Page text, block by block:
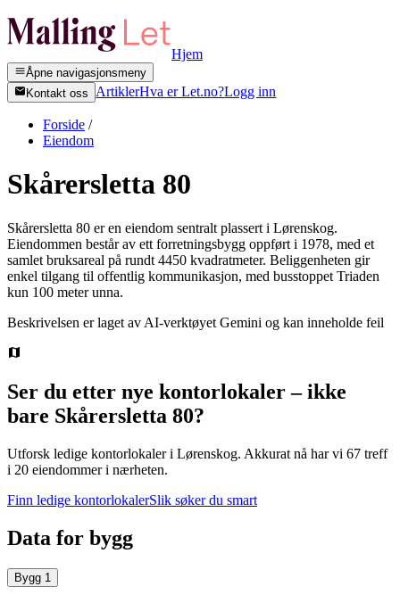
Hjem
Åpne navigasjonsmeny
Kontakt oss
ArtiklerHva er Let.no?Logg inn
Forside /
Eiendom
Skårersletta 80
Skårersletta 80 er en eiendom sentralt plassert i Lørenskog.
Eiendommen består av ett forretningsbygg oppført i 1978, med et
samlet bruksareal på rundt 4450 kvadratmeter. Beliggenheten gir
enkel tilgang til offentlig kommunikasjon, med busstoppet Triaden
kun 100 meter unna.
Beskrivelsen er laget av AI-verktøyet Gemini og kan inneholde feil
Ser du etter nye kontorlokaler – ikke
bare Skårersletta 80?
Utforsk ledige kontorlokaler i Lørenskog. Akkurat nå har vi 67 treff
i 20 eiendommer i nærheten.
Finn ledige kontorlokalerSlik søker du smart
Data for bygg
Bygg 1